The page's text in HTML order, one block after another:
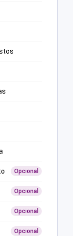
Opcional
Opcional
Opcional
Opcional